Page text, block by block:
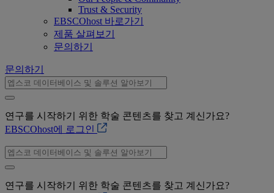
Trust & Security
EBSCOhost 바로가기
제품 살펴보기
문의하기
문의하기
연구를 시작하기 위한 학술 콘텐츠를 찾고 계신가요?
EBSCOhost에 로그인
연구를 시작하기 위한 학술 콘텐츠를 찾고 계신가요?